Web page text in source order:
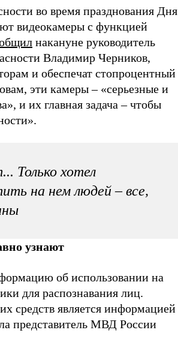
во время празднования Дня
видеокамеры с функцией
накануне руководитель
Владимир Черников,
и обеспечат стопроцентный
эти камеры – «серьезные и
и их главная задача – чтобы
Только хотел
на нем людей – все,
узнают
об использовании на
для распознавания лиц.
средств является информацией
представитель МВД России